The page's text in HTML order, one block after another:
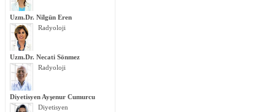
Uzm.Dr. Nilgün Eren
Radyoloji
Uzm.Dr. Necati Sönmez
Radyoloji
Diyetisyen Ayşenur Cumurcu
Diyetisyen